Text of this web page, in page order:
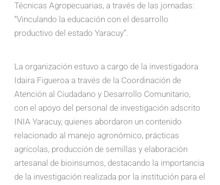
Técnicas Agropecuarias, a través de las jornadas:
“Vinculando la educación con el desarrollo
productivo del estado Yaracuy”.
La organización estuvo a cargo de la investigadora
Idaira Figueroa a través de la Coordinación de
Atención al Ciudadano y Desarrollo Comunitario,
con el apoyo del personal de investigación adscrito
INIA Yaracuy, quienes abordaron un contenido
relacionado al manejo agronómico, prácticas
agrícolas, producción de semillas y elaboración
artesanal de bioinsumos, destacando la importancia
de la investigación realizada por la institución para el